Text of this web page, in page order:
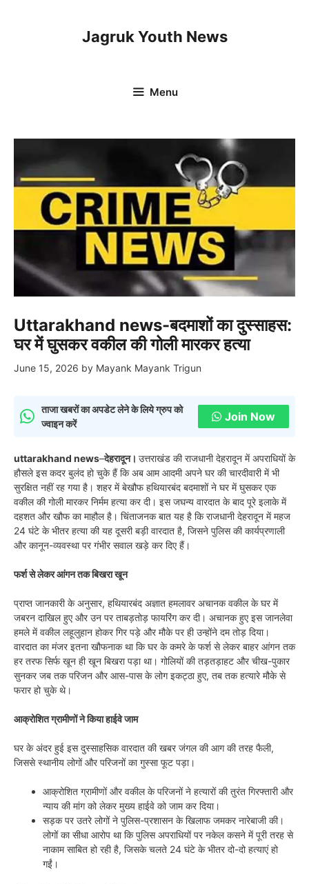
Jagruk Youth News
Menu
Uttarakhand news-बदमाशों का दुस्साहस:
घर में घुसकर वकील की गोली मारकर हत्या
June 15, 2026 by Mayank Mayank Trigun
ताजा खबरों का अपडेट लेने के लिये ग्रुप को
ज्वाइन करें
Join Now
uttarakhand news–देहरादून। उत्तराखंड की राजधानी देहरादून में अपराधियों के
हौसले इस कदर बुलंद हो चुके हैं कि अब आम आदमी अपने घर की चारदीवारी में भी
सुरक्षित नहीं रह गया है। शहर में बेखौफ हथियारबंद बदमाशों ने घर में घुसकर एक
वकील की गोली मारकर निर्मम हत्या कर दी। इस जघन्य वारदात के बाद पूरे इलाके में
दहशत और खौफ का माहौल है। चिंताजनक बात यह है कि राजधानी देहरादून में महज
24 घंटे के भीतर हत्या की यह दूसरी बड़ी वारदात है, जिसने पुलिस की कार्यप्रणाली
और कानून-व्यवस्था पर गंभीर सवाल खड़े कर दिए हैं।
फर्श से लेकर आंगन तक बिखरा खून
प्राप्त जानकारी के अनुसार, हथियारबंद अज्ञात हमलावर अचानक वकील के घर में
जबरन दाखिल हुए और उन पर ताबड़तोड़ फायरिंग कर दी। अचानक हुए इस जानलेवा
हमले में वकील लहूलुहान होकर गिर पड़े और मौके पर ही उन्होंने दम तोड़ दिया।
वारदात का मंजर इतना खौफनाक था कि घर के कमरे के फर्श से लेकर बाहर आंगन तक
हर तरफ सिर्फ खून ही खून बिखरा पड़ा था। गोलियों की तड़तड़ाहट और चीख-पुकार
सुनकर जब तक परिजन और आस-पास के लोग इकट्ठा हुए, तब तक हत्यारे मौके से
फरार हो चुके थे।
आक्रोशित ग्रामीणों ने किया हाईवे जाम
घर के अंदर हुई इस दुस्साहसिक वारदात की खबर जंगल की आग की तरह फैली,
जिससे स्थानीय लोगों और परिजनों का गुस्सा फूट पड़ा।
आक्रोशित ग्रामीणों और वकील के परिजनों ने हत्यारों की तुरंत गिरफ्तारी और
न्याय की मांग को लेकर मुख्य हाईवे को जाम कर दिया।
सड़क पर उतरे लोगों ने पुलिस-प्रशासन के खिलाफ जमकर नारेबाजी की।
लोगों का सीधा आरोप था कि पुलिस अपराधियों पर नकेल कसने में पूरी तरह से
नाकाम साबित हो रही है, जिसके चलते 24 घंटे के भीतर दो-दो हत्याएं हो
गईं।